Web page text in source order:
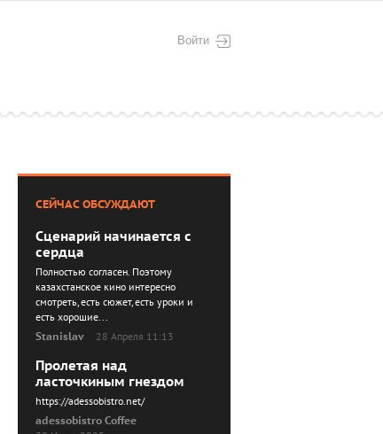
Войти
СЕЙЧАС ОБСУЖДАЮТ
Сценарий начинается с
сердца
Полностью согласен. Поэтому
казахстанское кино интересно
смотреть, есть сюжет, есть уроки и
есть хорошие...
Stanislav
28 Апреля 11:13
Пролетая над
ласточкиным гнездом
https://adessobistro.net/
adessobistro Coffee